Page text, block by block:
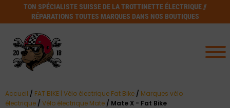
TON SPÉCIALISTE SUISSE DE LA TROTTINETTE ÉLECTRIQUE //
RÉPARATIONS TOUTES MARQUES DANS NOS BOUTIQUES
Accueil / FAT BIKE | Vélo électrique Fat Bike / Marques vélo
électrique / Vélo électrique Mate / Mate X - Fat Bike